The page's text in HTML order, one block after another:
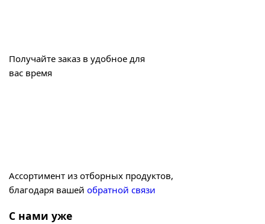
Получайте заказ в удобное для
вас время
Ассортимент из отборных продуктов,
благодаря вашей обратной связи
С нами уже